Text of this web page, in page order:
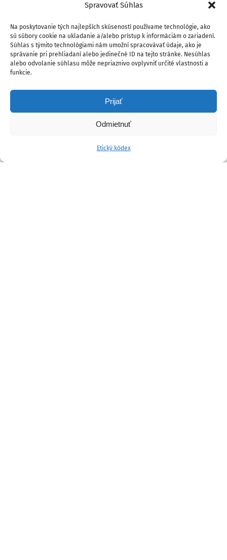
Spravovať Súhlas
Na poskytovanie tých najlepších skúseností používame technológie, ako
sú súbory cookie na ukladanie a/alebo prístup k informáciám o zariadení.
Súhlas s týmito technológiami nám umožní spracovávať údaje, ako je
správanie pri prehliadaní alebo jedinečné ID na tejto stránke. Nesúhlas
alebo odvolanie súhlasu môže nepriaznivo ovplyvniť určité vlastnosti a
funkcie.
Prijať
Odmietnuť
Etický kódex